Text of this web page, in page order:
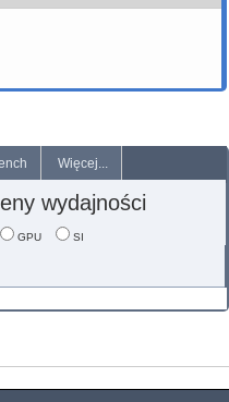
Więcej...
wydajności
GPU SI